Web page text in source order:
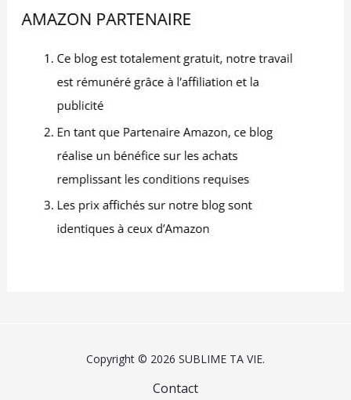
utilisé pour décorer des
cuisines ou des salons,
mais aussi dans
différentes occasions
hôtels, les salons de thé
et les bureaux. 👍
【SERVICE CLIENTELE】
La marque VIDETOL est
très aboutie et
nombreuses personnes.
Nous résoudrons votre
problème le plus
Copyright © 2026 SUBLIME TA VIE.
Contact